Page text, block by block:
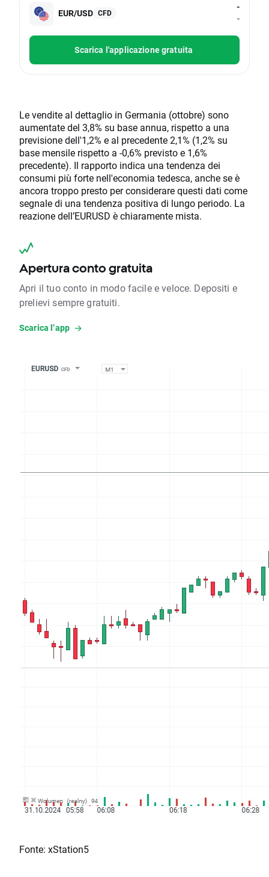
EUR/USD CFD
-
-
Scarica l'applicazione gratuita
Le vendite al dettaglio in Germania (ottobre) sono
aumentate del 3,8% su base annua, rispetto a una
previsione dell'1,2% e al precedente 2,1% (1,2% su
base mensile rispetto a -0,6% previsto e 1,6%
precedente). Il rapporto indica una tendenza dei
consumi più forte nell'economia tedesca, anche se è
ancora troppo presto per considerare questi dati come
segnale di una tendenza positiva di lungo periodo. La
reazione dell’EURUSD è chiaramente mista.
Apertura conto gratuita
Apri il tuo conto in modo facile e veloce. Depositi e
prelievi sempre gratuiti.
Scarica l’app
Fonte: xStation5